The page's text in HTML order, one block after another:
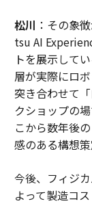
松川 ：その象
tsu AI
トを展示して
層が実際にロ
突き合わせて
クショップの
こから数年後
感のある構想策
今後、フィジ
よって製造コ